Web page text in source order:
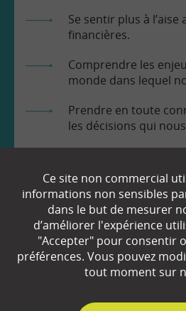
Se sentir plus à
financières.
Comprendre les
monde dans lequel
Prendre en toute
les décisions qui
EN SAVOIR
Qui sommes-
Ce site non commercial
informations non sensibles
dans le but de mesurer
d’améliorer l'expérience
"Accepter" pour consentir
préférences. Vous pouvez
tout moment sur